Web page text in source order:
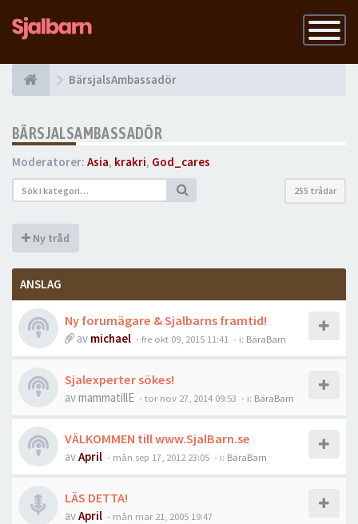
Slå
på
BärsjalsAmbassadör
BÄRSJALSAMBASSADÖR
Moderatorer: Asia, krakri, God_cares
255 trådar
Ny tråd
ANSLAG
Ny forumägare & Sjalbarns framtid!
av michael -fre okt 09, 2015 11:41 - i: BäraBarn
Sjalexperter sökes!
avmammatillE -tor nov 27, 2014 09:53 - i: BäraBarn
VÄLKOMMEN till www.SjalBarn.se
avApril - mån sep 17, 2012 23:05 - i: BäraBarn
LÄS DETTA!
avApril - mån mar 21, 2005 19:47